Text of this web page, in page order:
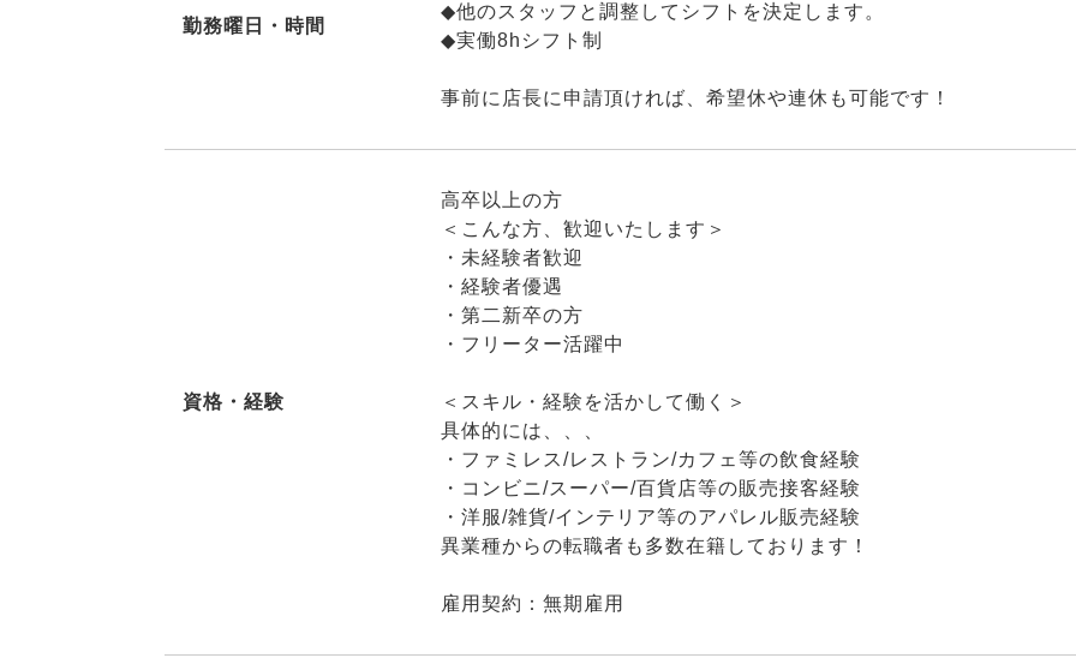
勤務曜日・時間
◆他のスタッフと調整してシフトを決定します。
◆実働8hシフト制
事前に店長に申請頂ければ、希望休や連休も可能です！
資格・経験
高卒以上の方
＜こんな方、歓迎いたします＞
・未経験者歓迎
・経験者優遇
・第二新卒の方
・フリーター活躍中
＜スキル・経験を活かして働く＞
具体的には、、、
・ファミレス/レストラン/カフェ等の飲食経験
・コンビニ/スーパー/百貨店等の販売接客経験
・洋服/雑貨/インテリア等のアパレル販売経験
異業種からの転職者も多数在籍しております！
雇用契約：無期雇用